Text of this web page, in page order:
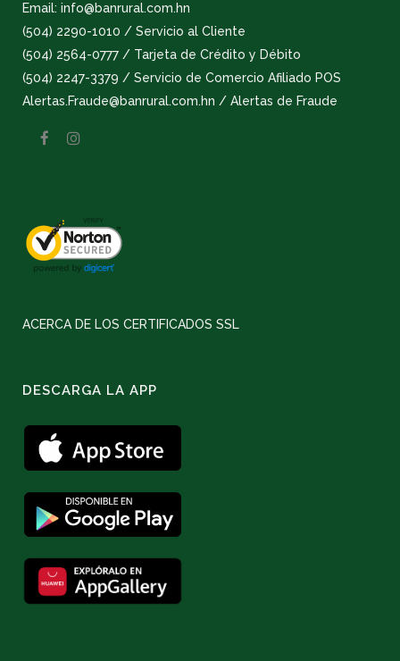
Email: info@banrural.com.hn
(504) 2290-1010 / Servicio al Cliente
(504) 2564-0777 / Tarjeta de Crédito y Débito
(504) 2247-3379 / Servicio de Comercio Afiliado POS
Alertas.Fraude@banrural.com.hn / Alertas de Fraude
ACERCA DE LOS CERTIFICADOS SSL
DESCARGA LA APP